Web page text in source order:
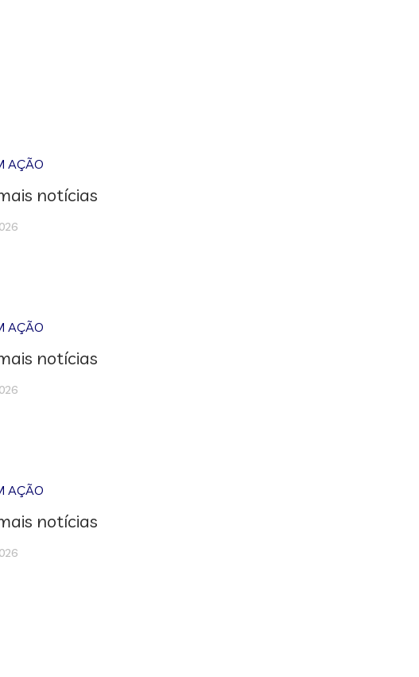
AÇÃO
notícias
AÇÃO
notícias
AÇÃO
notícias